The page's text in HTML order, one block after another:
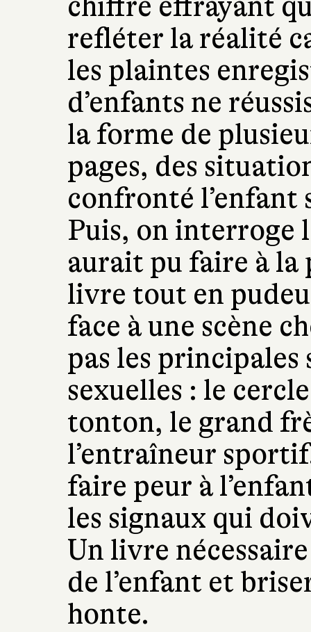
refléter la réalité
les plaintes
d’enfants ne
la forme de
pages, des
confronté l’enfant
Puis, on interroge
aurait pu faire à la
livre tout en
face à une scène
pas les
sexuelles : le
tonton, le grand
l’entraîneur
faire peur à
les signaux qui
Un livre
de l’enfant et
honte.